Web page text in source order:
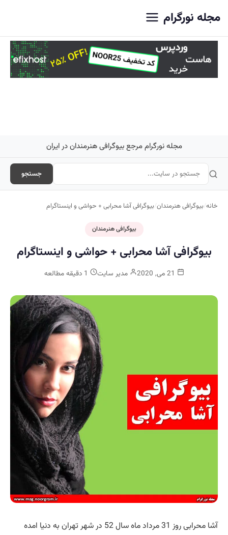
مجله نورگرام
مجله نورگرام مرجع بیوگرافی هنرمندان در ایران
جستجو
خانه/بیوگرافی هنرمندان/بیوگرافی آشا محرابی + حواشی و اینستاگرام
بیوگرافی هنرمندان
بیوگرافی آشا محرابی + حواشی و اینستاگرام
مدیر سایت
آشا محرابی روز 31 مرداد ماه سال 52 در شهر تهران به دنیا امده